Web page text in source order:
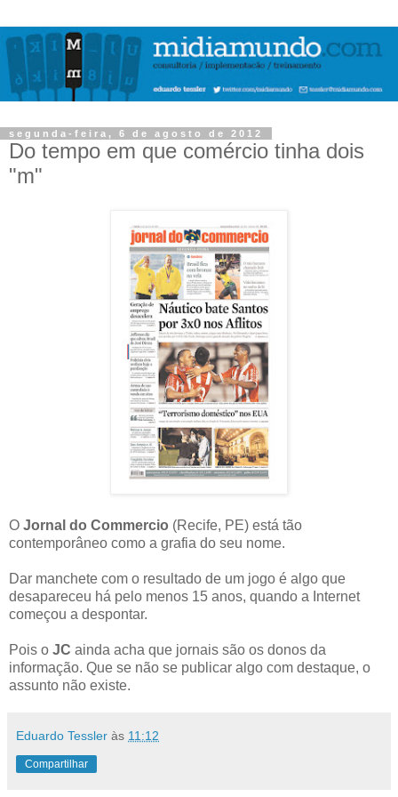
segunda-feira, 6 de agosto de 2012
Do tempo em que comércio tinha dois
"m"
O Jornal do Commercio (Recife, PE) está tão
contemporâneo como a grafia do seu nome.
Dar manchete com o resultado de um jogo é algo que
desapareceu há pelo menos 15 anos, quando a Internet
começou a despontar.
Pois o JC ainda acha que jornais são os donos da
informação. Que se não se publicar algo com destaque, o
assunto não existe.
Eduardo Tessler às 11:12
Compartilhar